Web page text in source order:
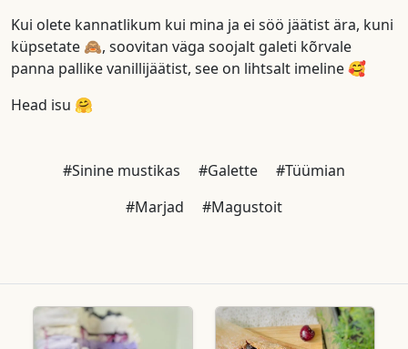
Kui olete kannatlikum kui mina ja ei söö jäätist ära, kuni
küpsetate 🙈, soovitan väga soojalt galeti kõrvale
panna pallike vanillijäätist, see on lihtsalt imeline 🥰
Head isu 🤗
#Sinine mustikas #Galette
#Tüümian
#Marjad
#Magustoit